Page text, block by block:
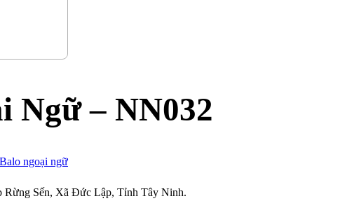
Ngữ – NN032
ngoại ngữ
Rừng Sến, Xã Đức Lập, Tỉnh Tây Ninh.